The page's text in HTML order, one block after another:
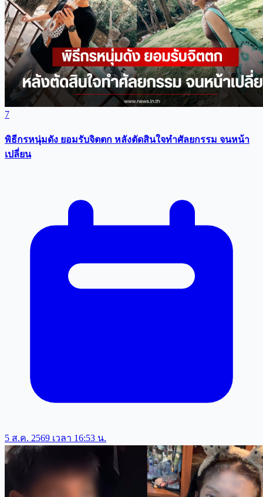
7
พิธีกรหนุ่มดัง ยอมรับจิตตก หลังตัดสินใจทำศัลยกรรม จนหน้า
เปลี่ยน
5 ส.ค. 2569 เวลา 16:53 น.